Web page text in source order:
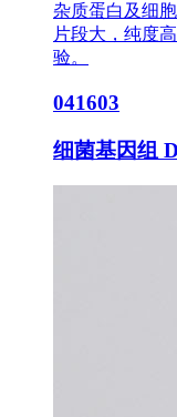
杂质蛋白及细
片段大，纯度
验。
041603
细菌基因组